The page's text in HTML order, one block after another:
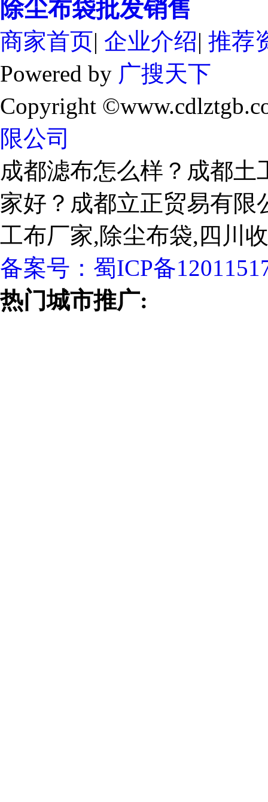
除尘布袋批发销售
商家首页| 企业介绍| 推荐
Powered by 广搜天下
Copyright
限公司
成都滤布怎么样？成都
家好？成都立正贸易有
工布厂家,除尘布袋,四川
备案号： 蜀ICP备
热门城市推广: